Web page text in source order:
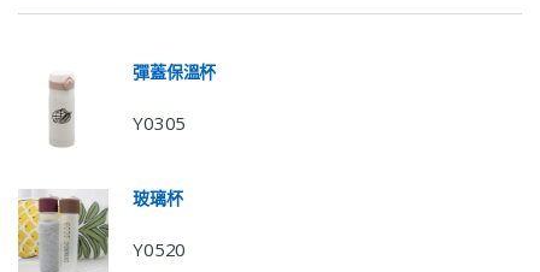
彈蓋保溫杯
Y0305
玻璃杯
Y0520